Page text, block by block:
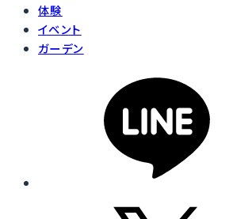
体験
イベント
ガーデン